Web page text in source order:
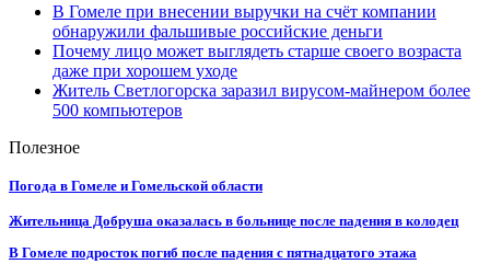
В Гомеле при внесении выручки на счёт компании
обнаружили фальшивые российские деньги
Почему лицо может выглядеть старше своего возраста
даже при хорошем уходе
Житель Светлогорска заразил вирусом-майнером более
500 компьютеров
Полезное
Погода в Гомеле и Гомельской области
Жительница Добруша оказалась в больнице после падения в колодец
В Гомеле подросток погиб после падения с пятнадцатого этажа